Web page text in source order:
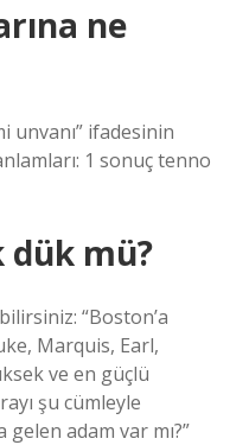
ne
unvanı” ifadesinin
1 sonuç tenno
mü?
“Boston’a
Marquis, Earl,
ve en güçlü
şu cümleyle
adam var mı?”